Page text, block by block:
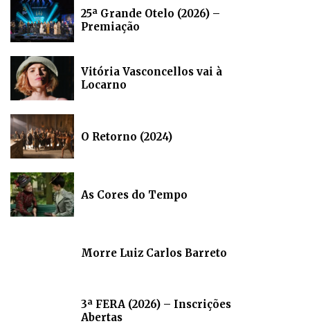
25ª Grande Otelo (2026) –
Premiação
Vitória Vasconcellos vai à
Locarno
O Retorno (2024)
As Cores do Tempo
Morre Luiz Carlos Barreto
3ª FERA (2026) – Inscrições
Abertas